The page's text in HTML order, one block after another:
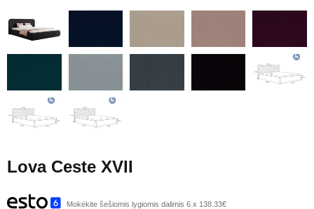
Lova Ceste XVII
Mokėkite šešiomis lygiomis dalimis 6 x 138.33€